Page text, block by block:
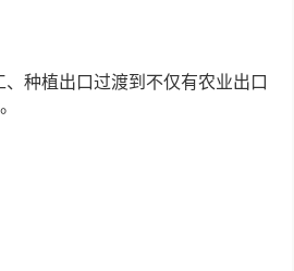
种植出口过渡到不仅有农业出口